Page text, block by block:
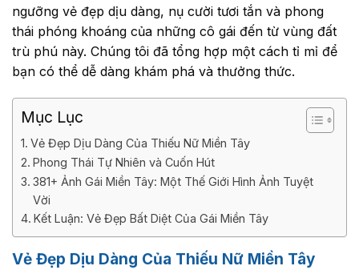
ngưỡng vẻ đẹp dịu dàng, nụ cười tươi tắn và phong
thái phóng khoáng của những cô gái đến từ vùng đất
trù phú này. Chúng tôi đã tổng hợp một cách tỉ mỉ để
bạn có thể dễ dàng khám phá và thưởng thức.
Mục Lục
Vẻ Đẹp Dịu Dàng Của Thiếu Nữ Miền Tây
Phong Thái Tự Nhiên và Cuốn Hút
381+ Ảnh Gái Miền Tây: Một Thế Giới Hình Ảnh Tuyệt
Vời
Kết Luận: Vẻ Đẹp Bất Diệt Của Gái Miền Tây
Vẻ Đẹp Dịu Dàng Của Thiếu Nữ Miền Tây